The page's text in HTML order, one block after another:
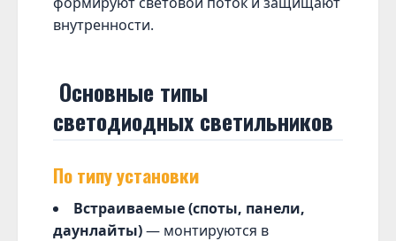
внутренности.
Основные типы
светодиодных светильников
По типу установки
Встраиваемые (споты, панели,
даунлайты)— монтируются в